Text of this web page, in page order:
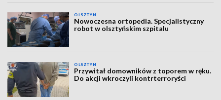
OLSZTYN
Nowoczesna ortopedia. Specjalistyczny
robot w olsztyńskim szpitalu
OLSZTYN
Przywitał domowników z toporem w ręku.
Do akcji wkroczyli kontrterroryści